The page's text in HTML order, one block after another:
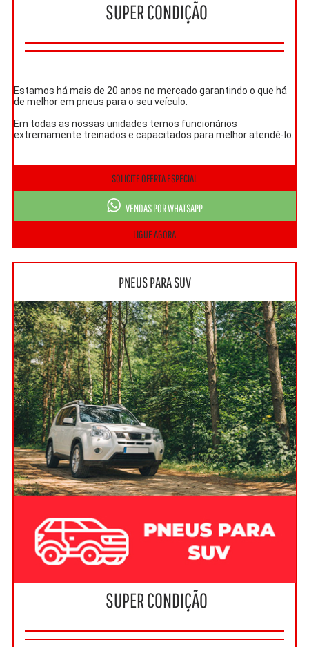
SUPER CONDIÇÃO
Estamos há mais de 20 anos no mercado garantindo o que há
de melhor em pneus para o seu veículo.
Em todas as nossas unidades temos funcionários
extremamente treinados e capacitados para melhor atendê-lo.
SOLICITE OFERTA ESPECIAL
VENDAS POR WHATSAPP
LIGUE AGORA
PNEUS PARA SUV
SUPER CONDIÇÃO